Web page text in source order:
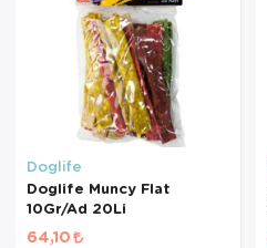
Doglife
Doglife Muncy Flat
10Gr/Ad 20Li
64,10